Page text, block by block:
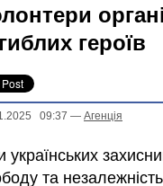
героїв
09:37 — Агенцiя
українських
та